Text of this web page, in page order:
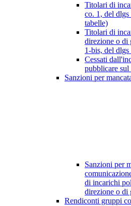
Titolari di
co. 1, del
tabelle)
Titolari di
direzione o di
1-bis, del
Cessati
pubblicare
Sanzioni per
Sanzioni per
di incarichi
direzione o di
Rendiconti gruppi